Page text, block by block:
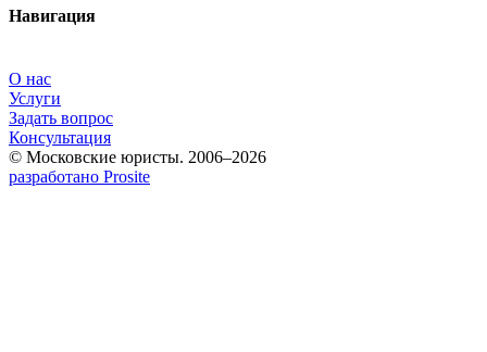
Навигация
О нас
Услуги
Задать вопрос
Консультация
© Московские юристы. 2006–2026
разработано Prosite